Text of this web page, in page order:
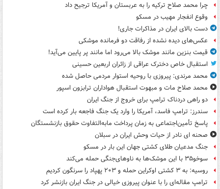
چرا محمد صلاح ترکیه را به عربستان و آمریکا ترجیح داد
وقوع انفجار مهیب در مسکو
دست بالای ایران در مذاکرات جاری!
عکس‌های دیده نشده از رفاقت دو فرمانده‌ موشکی
قیمت بنزین مانند موشک بالا می‌رود اما مانند پر پایین می‌آید!
استقبال خاص دخترک عراقی از زائران اربعین حسینی
محمد مرندی: پیروزی با روحیه استوار مردمی حاصل شده
محمد صلاح مات و مبهوت استقبال هواداران ترابزون اسپور
دو راهی دردناک ترامپ برای خروج از جنگ ایران
سندرز: ترامپ فاسد، آمریکا را وارد یک جنگ فاجعه بار کرده است
پاسخ تأمین‌اجتماعی به زمان پرداخت مابه‌التفاوت حقوق بازنشستگان
صحنه ای نادر از حیات وحش ایران در سبلان
جنگ مدعیان طلای کشتی جهان این بار در مسکو
سوخو۳۵ با این موشک‌ها به ناوهای‌جنگی حمله می‌کند
روسیه: به ۳ کشتی اوکراین حمله و ۲۰۳ پهپاد را سرنگون کردیم
ترامپ مقاله‌ای را با عنوان پیروزی خیالی در جنگ ایران بازنشر کرد